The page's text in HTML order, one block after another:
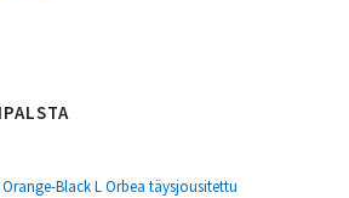
Black L Orbea täysjousitettu